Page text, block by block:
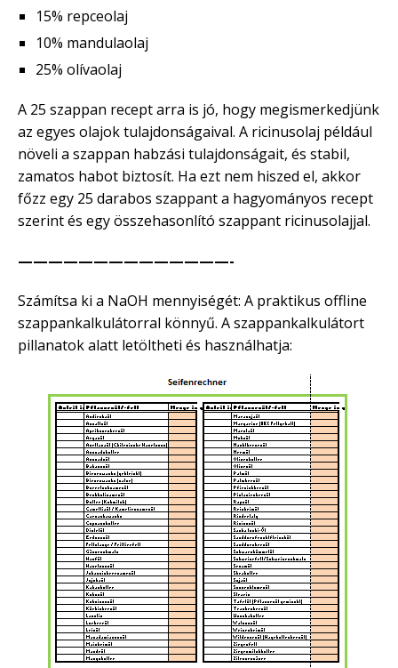
15% repceolaj
10% mandulaolaj
25% olívaolaj
A 25 szappan recept arra is jó, hogy megismerkedjünk
az egyes olajok tulajdonságaival. A ricinusolaj például
növeli a szappan habzási tulajdonságait, és stabil,
zamatos habot biztosít. Ha ezt nem hiszed el, akkor
főzz egy 25 darabos szappant a hagyományos recept
szerint és egy összehasonlító szappant ricinusolajjal.
——————————————-
Számítsa ki a NaOH mennyiségét: A praktikus offline
szappankalkulátorral könnyű. A szappankalkulátort
pillanatok alatt letöltheti és használhatja: